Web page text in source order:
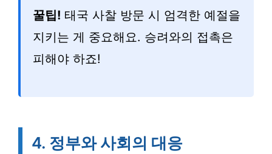
꿀팁! 태국 사찰 방문 시 엄격한 예절을
지키는 게 중요해요. 승려와의 접촉은
피해야 하죠!
4. 정부와 사회의 대응